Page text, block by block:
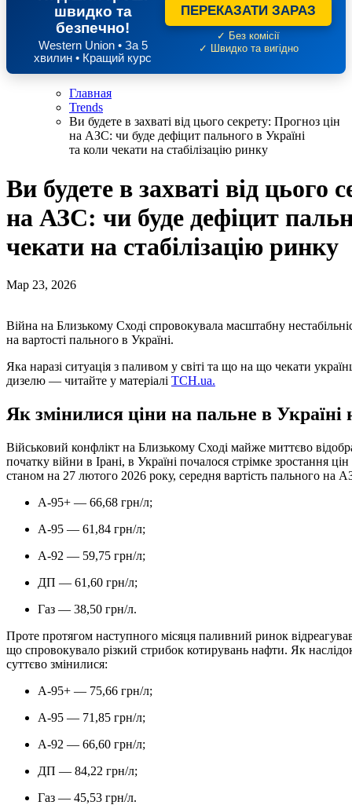
швидко та
безпечно!
Western Union • За 5
хвилин • Кращий курс
ПЕРЕКАЗАТИ ЗАРАЗ
✓ Без комісії
✓ Швидко та вигідно
Главная
Trends
Ви будете в захваті від цього секрету: Прогноз цін
на АЗС: чи буде дефіцит пального в Україні
та коли чекати на стабілізацію ринку
Ви будете в захваті від цього
на АЗС: чи буде дефіцит
чекати на стабілізацію ринку
Мар 23, 2026
Війна на Близькому Сході спровокувала масштабну нестабільність на світовому енергоринку, що прямо відобразилося
на вартості пального в Україні.
Яка наразі ситуація з паливом у світі та що на що чекати
дизелю — читайте у матеріалі ТСН.ua.
Як змінилися ціни на пальне в Україні
Військовий конфлікт на Близькому Сході майже миттєво
початку війни в Ірані, в Україні почалося стрімке зростання
станом на 27 лютого 2026 року, середня вартість пального на
А-95+ — 66,68 грн/л;
А-95 — 61,84 грн/л;
А-92 — 59,75 грн/л;
ДП — 61,60 грн/л;
Газ — 38,50 грн/л.
Проте протягом наступного місяця паливний ринок
що спровокувало різкий стрибок котирувань нафти. Як
суттєво змінилися:
А-95+ — 75,66 грн/л;
А-95 — 71,85 грн/л;
А-92 — 66,60 грн/л;
ДП — 84,22 грн/л;
Газ — 45,53 грн/л.